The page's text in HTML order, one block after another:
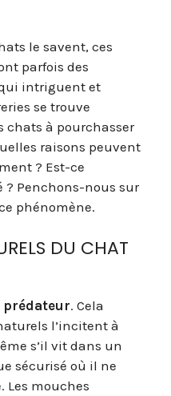
le savent, ces
parfois des
intriguent et
se trouve
chats à pourchasser
raisons peuvent
? Est-ce
Penchons-nous sur
phénomène.
DU CHAT
prédateur. Cela
l’incitent à
s’il vit dans un
sécurisé où il ne
Les mouches